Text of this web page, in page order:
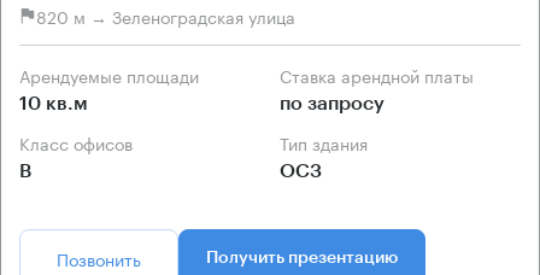
820 м → Зеленоградская улица
Арендуемые площади
10 кв.м
Ставка арендной платы
по запросу
Класс офисов
B
Тип здания
ОСЗ
Позвонить Получить презентацию